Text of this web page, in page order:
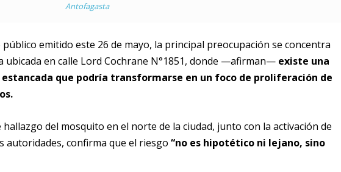
Antofagasta
emitido este 26 de mayo, la principal preocupación se concentra
en calle Lord Cochrane N°1851, donde —afirman— existe una
que podría transformarse en un foco de proliferación de
del mosquito en el norte de la ciudad, junto con la activación de
confirma que el riesgo “no es hipotético ni lejano, sino